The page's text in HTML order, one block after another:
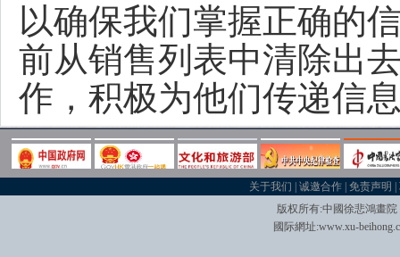
以确保我们掌握正确的
前从销售列表中清除出
作，积极为他们传递信
关于我们 |诚邀合作 |免责声明 |
版权所有:中國徐悲鴻畫
國际網址:www.xu-